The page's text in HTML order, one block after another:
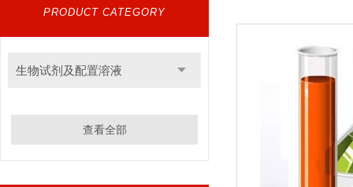
PRODUCT CATEGORY
生物试剂及配置溶液
查看全部